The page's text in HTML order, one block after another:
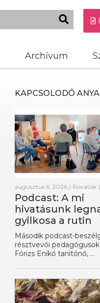
Archívum
KAPCSOLODÓ
augusztus 6, 2026 | Rovatok |
Podcast: A mi
hivatásunk
gyilkosa a rutin
Második podcast-
résztvevői
Fórizs Enikő tanítónő, ...